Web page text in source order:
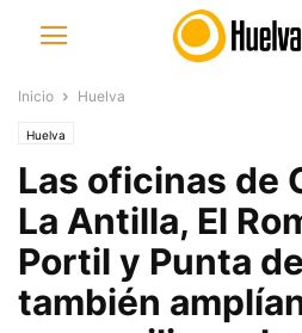
Inicio Huelva
Huelva
Las oficinas de
La Antilla, El
Portil y Punta
también